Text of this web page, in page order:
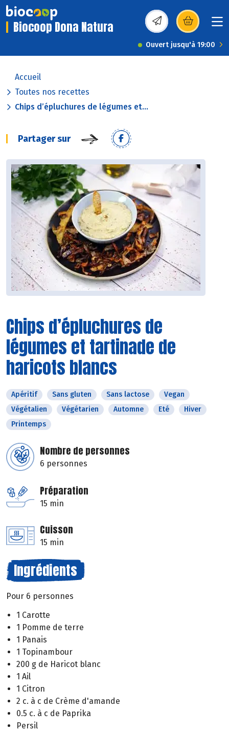
Biocoop Dona Natura (s’ouvre dans une
Ouvert jusqu'à 19:00
Accueil
Toutes nos recettes
Chips d’épluchures de légumes et...
Partager sur
Chips d’épluchures de
légumes et tartinade de
haricots blancs
Apéritif Sans gluten Sans lactose
Vegan
Végétalien
Végétarien Automne Eté
Hiver
Printemps
Nombre de personnes
6 personnes
Préparation
15 min
Cuisson
15 min
Ingrédients
Pour 6 personnes
1 Carotte
1 Pomme de terre
1 Panais
1 Topinambour
200 g de Haricot blanc
1 Ail
1 Citron
2 c. à c de Crème d'amande
0.5 c. à c de Paprika
Persil